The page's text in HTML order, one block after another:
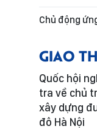
Chủ động
GIAO
Quốc hội
tra về chủ
xây dựng
đô Hà Nội